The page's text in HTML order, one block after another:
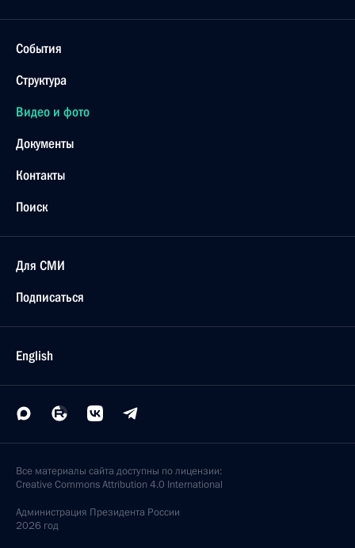
События
Структура
Видео и фото
Документы
Контакты
Поиск
Для СМИ
Подписаться
English
Все материалы сайта доступны по лицензии:
Creative Commons Attribution 4.0 International
Администрация Президента России
2026 год